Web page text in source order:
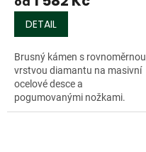
DETAIL
Brusný kámen s rovnoměrnou
vrstvou diamantu na masivní
ocelové desce a
pogumovanými nožkami.
Vhodný pro nástroje se...